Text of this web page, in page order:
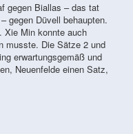
gegen Biallas – das tat
gegen Düvell behaupten.
Xie Min konnte auch
musste. Die Sätze 2 und
erwartungsgemäß und
Neuenfelde einen Satz,